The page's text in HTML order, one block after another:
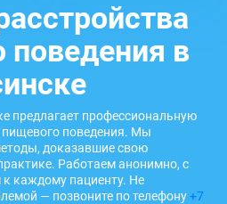
поведения в
предлагает профессиональную
поведения. Мы
доказавшие свою
Работаем анонимно, с
каждому пациенту. Не
— позвоните по телефону+7